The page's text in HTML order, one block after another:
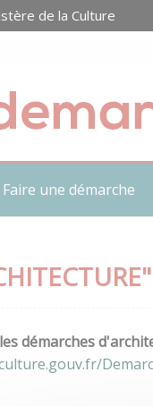
de la Culture
Faire une démarche
démarches